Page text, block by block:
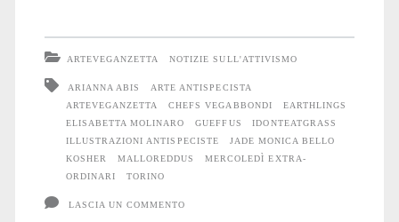
Torino
ARTEVEGANZETTA NOTIZIE SULL'ATTIVISMO
ARIANNA ABIS
ARTE ANTISPECISTA
ARTEVEGANZETTA
CHEFS VEGABBONDI
EARTHLINGS
ELISABETTA MOLINARO
GUEFFUS
IDONTEATGRASS
ILLUSTRAZIONI ANTISPECISTE
JADE MONICA BELLO
KOSHER
MALLOREDDUS
MERCOLEDÌ EXTRA-
ORDINARI
TORINO
LASCIA UN COMMENTO